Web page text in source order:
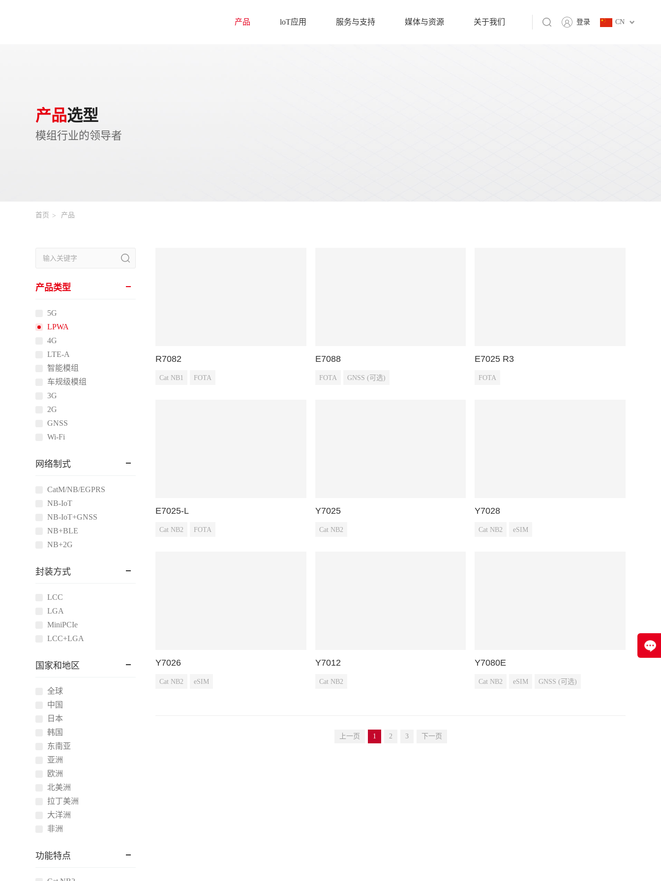
CN
登录
产品 loT应用 服务与支持 媒体与资源 关于我们
产品选型
模组行业的领导者
首页 产品
产品类型
5G
LPWA
4G
LTE-A
智能模组
车规级模组
3G
2G
GNSS
Wi-Fi
网络制式
CatM/NB/EGPRS
NB-IoT
NB-IoT+GNSS
NB+BLE
NB+2G
封装方式
LCC
LGA
MiniPCIe
LCC+LGA
国家和地区
全球
中国
日本
韩国
东南亚
亚洲
欧洲
北美洲
拉丁美洲
大洋洲
非洲
功能特点
R7082
Cat NB1 FOTA
E7088
FOTA GNSS (可选)
E7025 R3
FOTA
E7025-L
Cat NB2 FOTA
Y7025
Cat NB2
Y7028
Cat NB2 eSIM
Y7026
Cat NB2 eSIM
Y7012
Cat NB2
Y7080E
Cat NB2 eSIM GNSS (可选)
上一页 1 2 3 下一页